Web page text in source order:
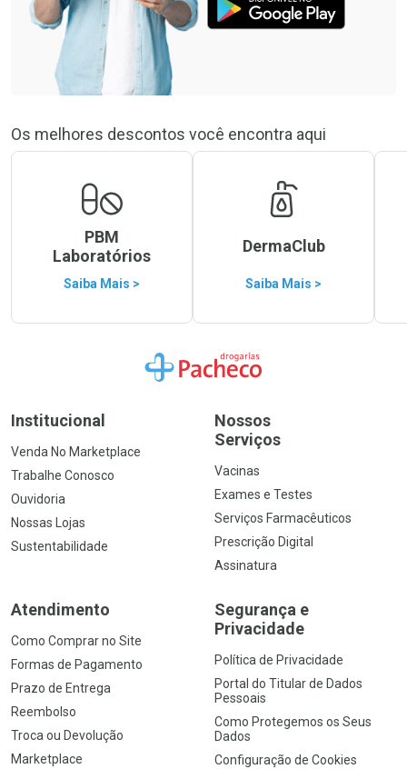
Os melhores descontos você encontra aqui
PBM
Laboratórios
Saiba Mais >
DermaClub
Saiba Mais >
Ir para a Home
Institucional
Venda No Marketplace
Trabalhe Conosco
Ouvidoria
Nossas Lojas
Sustentabilidade
Nossos
Serviços
Vacinas
Exames e Testes
Serviços Farmacêuticos
Prescrição Digital
Assinatura
Atendimento
Como Comprar no Site
Formas de Pagamento
Prazo de Entrega
Reembolso
Troca ou Devolução
Marketplace
Segurança e
Privacidade
Política de Privacidade
Portal do Titular de Dados
Pessoais
Como Protegemos os Seus
Dados
Configuração de Cookies